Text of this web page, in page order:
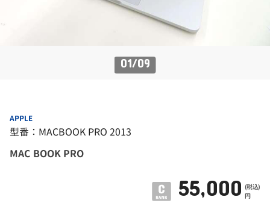
01/09
APPLE
型番：MACBOOK PRO 2013
MAC BOOK PRO
55,000 (税込)
円